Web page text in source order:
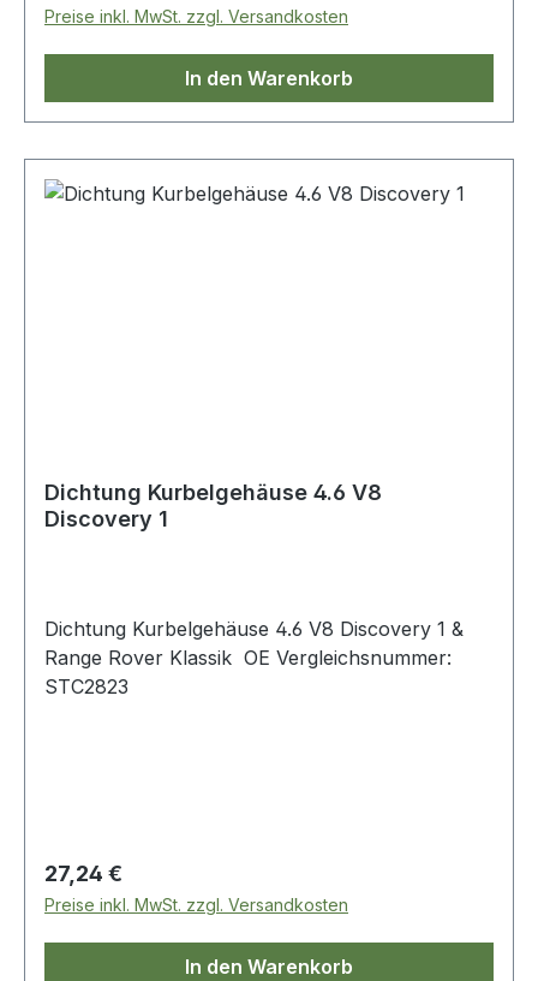
Preise inkl. MwSt. zzgl. Versandkosten
In den Warenkorb
Dichtung Kurbelgehäuse 4.6 V8
Discovery 1
Dichtung Kurbelgehäuse 4.6 V8 Discovery 1 &
Range Rover Klassik OE Vergleichsnummer:
STC2823
Regulärer Preis:
27,24 €
Preise inkl. MwSt. zzgl. Versandkosten
In den Warenkorb